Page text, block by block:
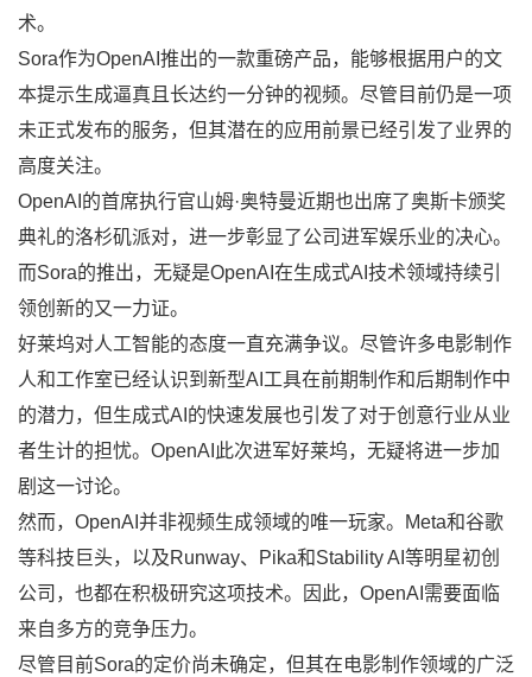
术。
Sora作为OpenAI推出的一款重磅产品，能够根据用户的文
本提示生成逼真且长达约一分钟的视频。尽管目前仍是一项
未正式发布的服务，但其潜在的应用前景已经引发了业界的
高度关注。
OpenAI的首席执行官山姆·奥特曼近期也出席了奥斯卡颁奖
典礼的洛杉矶派对，进一步彰显了公司进军娱乐业的决心。
而Sora的推出，无疑是OpenAI在生成式AI技术领域持续引
领创新的又一力证。
好莱坞对人工智能的态度一直充满争议。尽管许多电影制作
人和工作室已经认识到新型AI工具在前期制作和后期制作中
的潜力，但生成式AI的快速发展也引发了对于创意行业从业
者生计的担忧。OpenAI此次进军好莱坞，无疑将进一步加
剧这一讨论。
然而，OpenAI并非视频生成领域的唯一玩家。Meta和谷歌
等科技巨头，以及Runway、Pika和Stability AI等明星初创
公司，也都在积极研究这项技术。因此，OpenAI需要面临
来自多方的竞争压力。
尽管目前Sora的定价尚未确定，但其在电影制作领域的广泛